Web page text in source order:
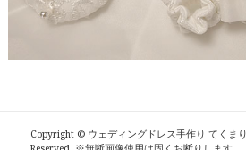
【ドレスリメイク】ベビーベス
Copyright © ウェディングドレス手作り てくま